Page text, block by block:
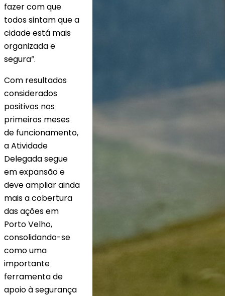
fazer com que
todos sintam que a
cidade está mais
organizada e
segura”.
Com resultados
considerados
positivos nos
primeiros meses
de funcionamento,
a Atividade
Delegada segue
em expansão e
deve ampliar ainda
mais a cobertura
das ações em
Porto Velho,
consolidando-se
como uma
importante
ferramenta de
apoio à segurança